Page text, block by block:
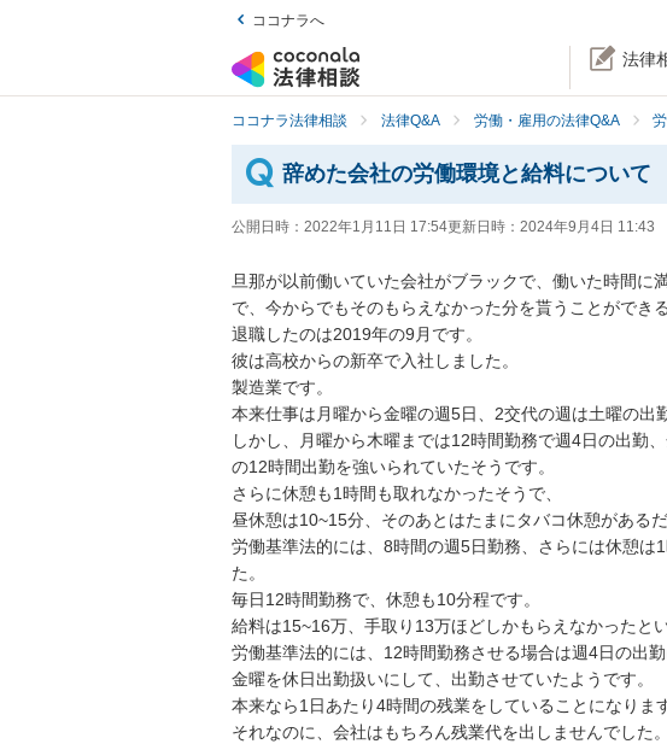
ココナラへ
法律
ココナラ法律相談 法律Q&A 労働・雇用の法律Q&A
辞めた会社の労働環境と給料について
公開日時： 2022年1月11日 17:54更新日時： 2024年9月4日 11:43
旦那が以前働いていた会社がブラックで、働いた時間に
で、今からでもそのもらえなかった分を貰うことができ
退職したのは2019年の9月です。
彼は高校からの新卒で入社しました。
製造業です。
本来仕事は月曜から金曜の週5日、2交代の週は土曜の出
しかし、月曜から木曜までは12時間勤務で週4日の出勤
の12時間出勤を強いられていたそうです。
さらに休憩も1時間も取れなかったそうで、
昼休憩は10~15分、そのあとはたまにタバコ休憩がある
労働基準法的には、8時間の週5日勤務、さらには休憩は
た。
毎日12時間勤務で、休憩も10分程です。
給料は15~16万、手取り13万ほどしかもらえなかったとい
労働基準法的には、12時間勤務させる場合は週4日の出
金曜を休日出勤扱いにして、出勤させていたようです。
本来なら1日あたり4時間の残業をしていることになりま
それなのに、会社はもちろん残業代を出しませんでした。